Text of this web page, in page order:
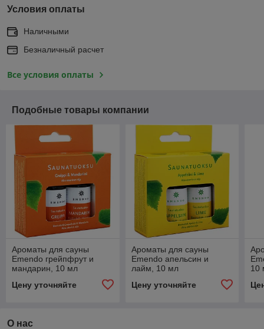
Условия оплаты
Наличными
Безналичный расчет
Все условия оплаты
Подобные товары компании
Ароматы для сауны
Emendo грейпфрут и
мандарин, 10 мл
Цену уточняйте
Ароматы для сауны
Emendo апельсин и
лайм, 10 мл
Цену уточняйте
10
О нас